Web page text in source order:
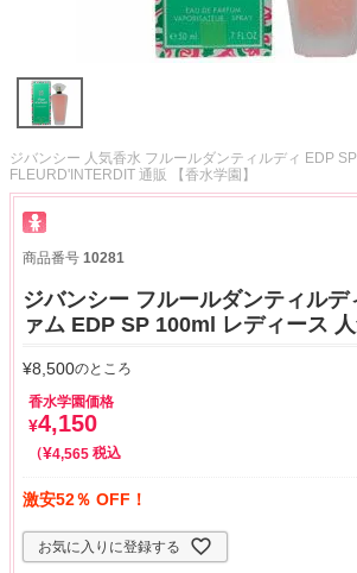
ジバンシー 人気香水 フルールダンティルディ EDP
FLEURD'INTERDIT 通販 【香水学園】
商品番号 10281
ジバンシー フルールダンティルデ
ァム EDP SP 100ml レディース
¥8,500のところ
香水学園価格
¥4,150
¥4,565 税込
激安52％ OFF！
お気に入りに登録する